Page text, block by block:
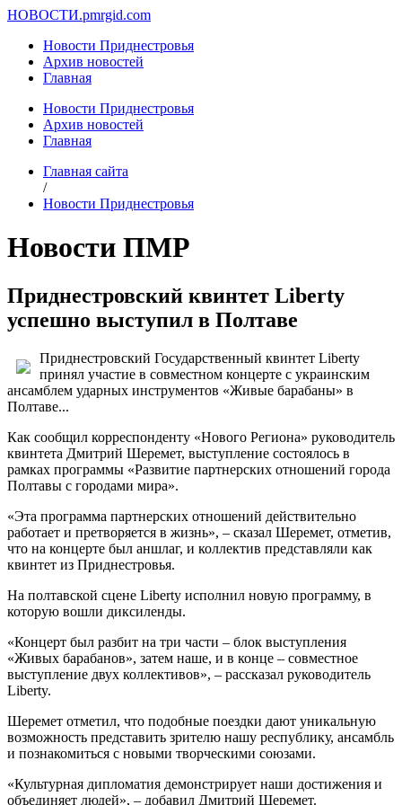
НОВОСТИ.pmrgid.com
Новости Приднестровья
Архив новостей
Главная
Новости Приднестровья
Архив новостей
Главная
Главная сайта
/
Новости Приднестровья
Новости ПМР
Приднестровский квинтет Liberty
успешно выступил в Полтаве
Приднестровский Государственный квинтет Liberty
принял участие в совместном концерте с украинским
ансамблем ударных инструментов «Живые барабаны» в
Полтаве...
Как сообщил корреспонденту «Нового Региона» руководитель
квинтета Дмитрий Шеремет, выступление состоялось в
рамках программы «Развитие партнерских отношений города
Полтавы с городами мира».
«Эта программа партнерских отношений действительно
работает и претворяется в жизнь», – сказал Шеремет, отметив,
что на концерте был аншлаг, и коллектив представляли как
квинтет из Приднестровья.
На полтавской сцене Liberty исполнил новую программу, в
которую вошли диксиленды.
«Концерт был разбит на три части – блок выступления
«Живых барабанов», затем наше, и в конце – совместное
выступление двух коллективов», – рассказал руководитель
Liberty.
Шеремет отметил, что подобные поездки дают уникальную
возможность представить зрителю нашу республику, ансамбль
и познакомиться с новыми творческими союзами.
«Культурная дипломатия демонстрирует наши достижения и
объединяет людей», – добавил Дмитрий Шеремет.